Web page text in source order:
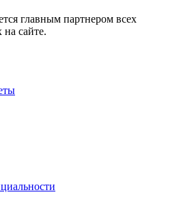
главным партнером всех
сайте.